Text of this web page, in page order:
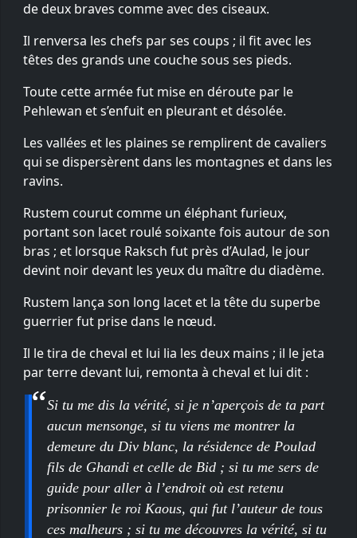
de deux braves comme avec des ciseaux.
Il renversa les chefs par ses coups ; il fit avec les
têtes des grands une couche sous ses pieds.
Toute cette armée fut mise en déroute par le
Pehlewan et s’enfuit en pleurant et désolée.
Les vallées et les plaines se remplirent de cavaliers
qui se dispersèrent dans les montagnes et dans les
ravins.
Rustem courut comme un éléphant furieux,
portant son lacet roulé soixante fois autour de son
bras ; et lorsque Raksch fut près d’Aulad, le jour
devint noir devant les yeux du maître du diadème.
Rustem lança son long lacet et la tête du superbe
guerrier fut prise dans le nœud.
Il le tira de cheval et lui lia les deux mains ; il le jeta
par terre devant lui, remonta à cheval et lui dit :
Si tu me dis la vérité, si je n’aperçois de ta part
aucun mensonge, si tu viens me montrer la
demeure du Div blanc, la résidence de Poulad
fils de Ghandi et celle de Bid ; si tu me sers de
guide pour aller à l’endroit où est retenu
prisonnier le roi Kaous, qui fut l’auteur de tous
ces malheurs ; si tu me découvres la vérité, si tu